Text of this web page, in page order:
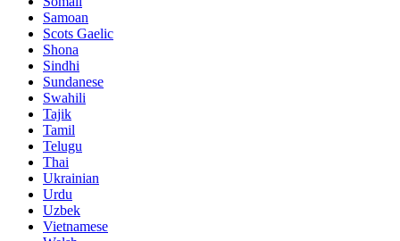
Samoan
Scots Gaelic
Shona
Sindhi
Sundanese
Swahili
Tajik
Tamil
Telugu
Thai
Ukrainian
Urdu
Uzbek
Vietnamese